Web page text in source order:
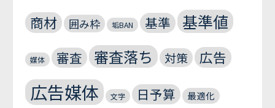
商材 囲み枠 垢BAN 基準 基準値
媒体 審査 審査落ち 対策 広告
広告媒体 文字 日予算 最適化